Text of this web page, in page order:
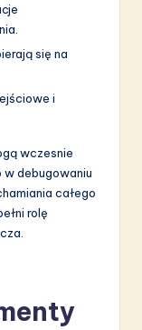
się na
i
wczesnie
debugowaniu
całego
rolę